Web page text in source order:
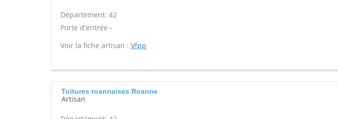
Département: 42
Porte d'entrée -
Voir la fiche artisan : Vfpp
Toitures roannaises Roanne
Artisan